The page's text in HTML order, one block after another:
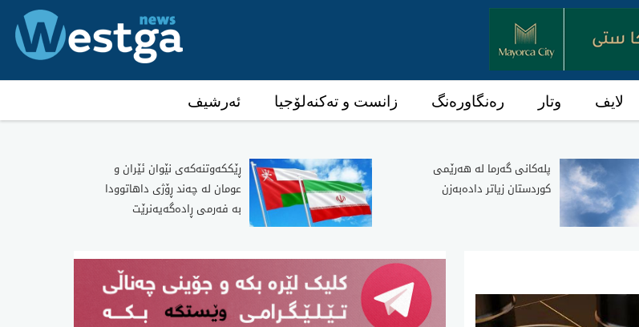
لایف وتار رەنگاورەنگ زانست و تەکنەلۆجیا ئەرشیف
پلەکانی گەرما لە هەرێمی
کوردستان زیاتر دادەبەزن
ڕێککەوتنەکەی نێوان ئێران و
عومان لە چەند ڕۆژی داهاتوودا
بە فەرمی ڕادەگەیەنرێت